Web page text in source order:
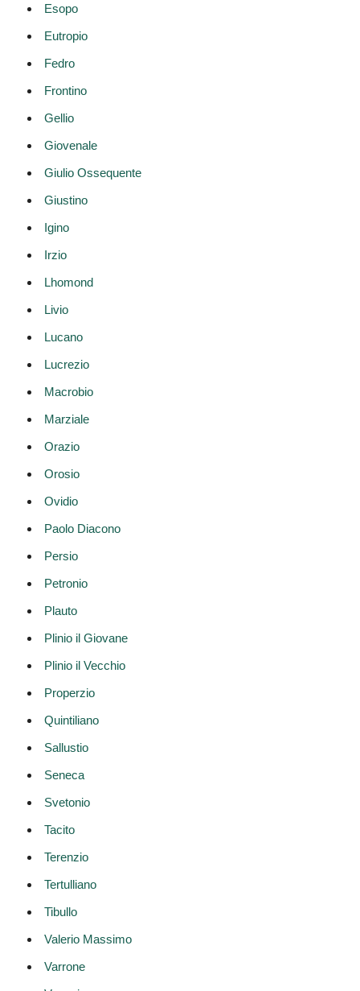
Esopo
Eutropio
Fedro
Frontino
Gellio
Giovenale
Giulio Ossequente
Giustino
Igino
Irzio
Lhomond
Livio
Lucano
Lucrezio
Macrobio
Marziale
Orazio
Orosio
Ovidio
Paolo Diacono
Persio
Petronio
Plauto
Plinio il Giovane
Plinio il Vecchio
Properzio
Quintiliano
Sallustio
Seneca
Svetonio
Tacito
Terenzio
Tertulliano
Tibullo
Valerio Massimo
Varrone